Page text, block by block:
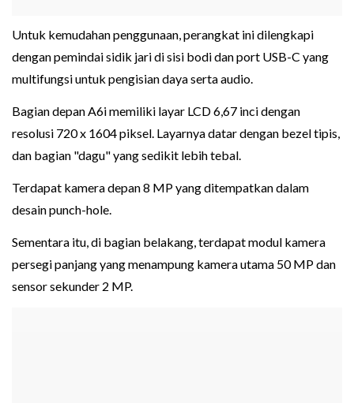
Untuk kemudahan penggunaan, perangkat ini dilengkapi
dengan pemindai sidik jari di sisi bodi dan port USB-C yang
multifungsi untuk pengisian daya serta audio.
Bagian depan A6i memiliki layar LCD 6,67 inci dengan
resolusi 720 x 1604 piksel. Layarnya datar dengan bezel tipis,
dan bagian "dagu" yang sedikit lebih tebal.
Terdapat kamera depan 8 MP yang ditempatkan dalam
desain punch-hole.
Sementara itu, di bagian belakang, terdapat modul kamera
persegi panjang yang menampung kamera utama 50 MP dan
sensor sekunder 2 MP.